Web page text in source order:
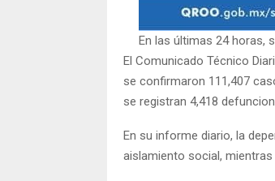
En las últimas 24 horas,
El Comunicado Técnico
se confirmaron 111,407
se registran 4,418
En su informe diario, la
aislamiento social,